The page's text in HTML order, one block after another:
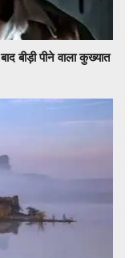
पीने वाला कुख्यात